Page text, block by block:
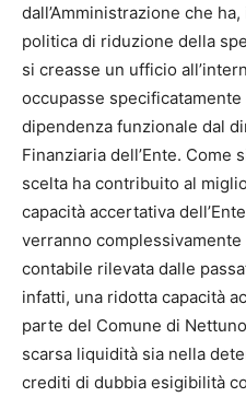
dall’Amministrazione che
politica di riduzione della
si creasse un ufficio
occupasse
dipendenza funzionale dal
Finanziaria dell’Ente. Come
scelta ha contribuito al
capacità accertativa
verranno
contabile rilevata dalle
infatti, una ridotta capacità
parte del Comune di
scarsa liquidità sia nella
crediti di dubbia esigibilità